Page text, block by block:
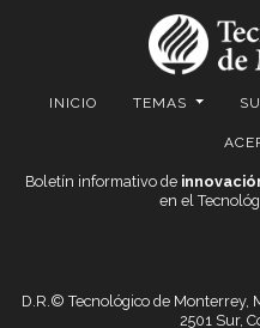
INICIO TEMAS
Boletín informativo de
en el
D.R.© Tecnológico de Monterrey,
2501 Sur,